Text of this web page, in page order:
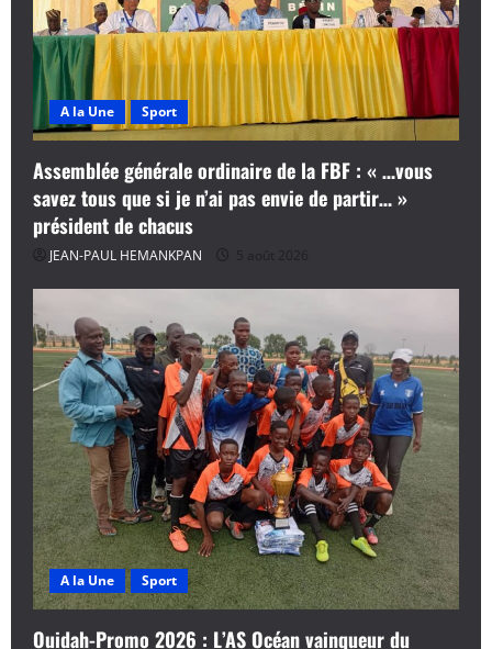
A la Une Sport
Assemblée générale ordinaire de la FBF : « …vous
savez tous que si je n’ai pas envie de partir… »
président de chacus
JEAN-PAUL HEMANKPAN 5 août 2026
A la Une Sport
Ouidah-Promo 2026 : L’AS Océan vainqueur du